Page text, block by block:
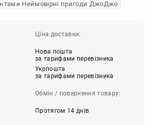
Неймовірні пригоди ДжоДжо
Ціна доставки:
Нова пошта
за тарифами перевізника
Укрпошта
за тарифами перевізника
Обмін / повернення товару:
Протягом 14 днів